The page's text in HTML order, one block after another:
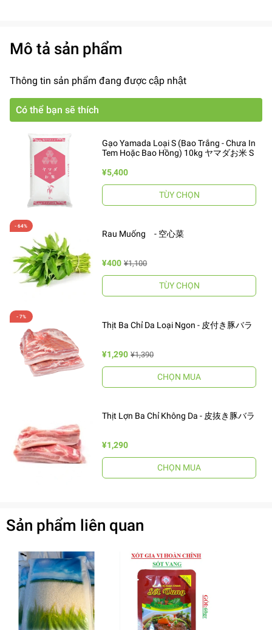
Mô tả sản phẩm
Thông tin sản phẩm đang được cập nhật
Có thể bạn sẽ thích
Gạo Yamada Loại S (Bao Trắng - Chưa In
Tem Hoặc Bao Hồng) 10kg ヤマダお米 S
¥5,400
TÙY CHỌN
Rau Muống - 空心菜
¥400 ¥1,100
TÙY CHỌN
Thịt Ba Chỉ Da Loại Ngon - 皮付き豚バラ
¥1,290 ¥1,390
CHỌN MUA
Thịt Lợn Ba Chỉ Không Da - 皮抜き豚バラ
¥1,290
CHỌN MUA
Sản phẩm liên quan